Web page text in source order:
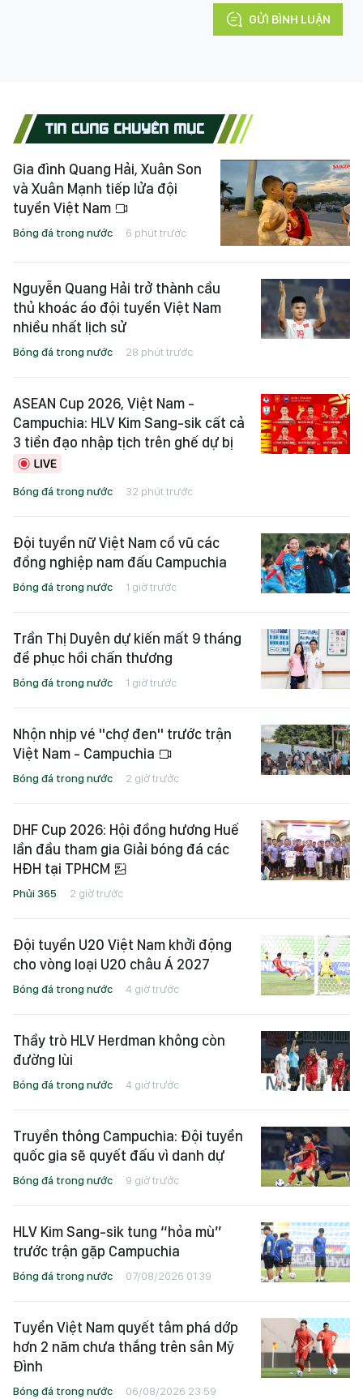
GỬI BÌNH LUẬN
TIN CÙNG CHUYÊN MỤC
Gia đình Quang Hải, Xuân Son
và Xuân Mạnh tiếp lửa đội
tuyển Việt Nam
Bóng đá trong nước 6 phút trước
Nguyễn Quang Hải trở thành cầu
thủ khoác áo đội tuyển Việt Nam
nhiều nhất lịch sử
Bóng đá trong nước 28 phút trước
ASEAN Cup 2026, Việt Nam -
Campuchia: HLV Kim Sang-sik cất cả
3 tiền đạo nhập tịch trên ghế dự bị
Bóng đá trong nước 32 phút trước
Đội tuyển nữ Việt Nam cổ vũ các
đồng nghiệp nam đấu Campuchia
Bóng đá trong nước 1 giờ trước
Trần Thị Duyên dự kiến mất 9 tháng
để phục hồi chấn thương
Bóng đá trong nước 1 giờ trước
Nhộn nhịp vé "chợ đen" trước trận
Việt Nam - Campuchia
Bóng đá trong nước 2 giờ trước
DHF Cup 2026: Hội đồng hương Huế
lần đầu tham gia Giải bóng đá các
HĐH tại TPHCM
Phủi 365 2 giờ trước
Đội tuyển U20 Việt Nam khởi động
cho vòng loại U20 châu Á 2027
Bóng đá trong nước 4 giờ trước
Thầy trò HLV Herdman không còn
đường lùi
Bóng đá trong nước 4 giờ trước
Truyền thông Campuchia: Đội tuyển
quốc gia sẽ quyết đấu vì danh dự
Bóng đá trong nước 9 giờ trước
HLV Kim Sang-sik tung “hỏa mù”
trước trận gặp Campuchia
Bóng đá trong nước 07/08/2026 01:39
Tuyển Việt Nam quyết tâm phá dớp
hơn 2 năm chưa thắng trên sân Mỹ
Đình
Bóng đá trong nước 06/08/2026 23:59